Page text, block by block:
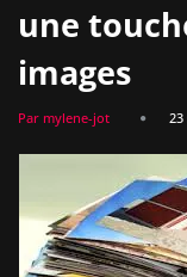
une
images
Par mylene-jot